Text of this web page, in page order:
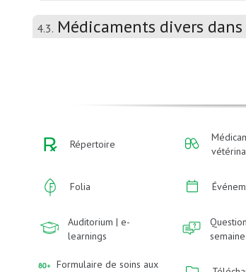
4.3. Médicaments divers
Répertoire
Folia
Auditorium | e-
learnings
Formulaire de soins aux
semaine